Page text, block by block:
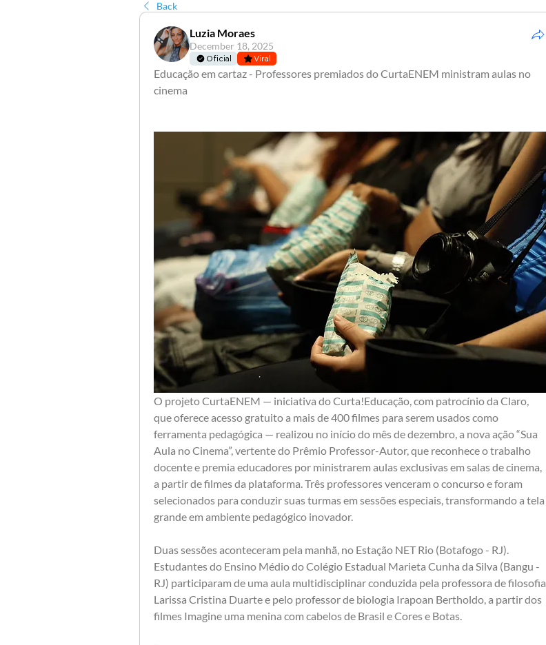
Back
Luzia Moraes
December 18, 2025
Oficial Viral
Educação em cartaz - Professores premiados do CurtaENEM ministram aulas no
cinema
O projeto CurtaENEM — iniciativa do Curta!Educação, com patrocínio da Claro,
que oferece acesso gratuito a mais de 400 filmes para serem usados como
ferramenta pedagógica — realizou no início do mês de dezembro, a nova ação “Sua
Aula no Cinema”, vertente do Prêmio Professor-Autor, que reconhece o trabalho
docente e premia educadores por ministrarem aulas exclusivas em salas de cinema,
a partir de filmes da plataforma. Três professores venceram o concurso e foram
selecionados para conduzir suas turmas em sessões especiais, transformando a tela
grande em ambiente pedagógico inovador.
Duas sessões aconteceram pela manhã, no Estação NET Rio (Botafogo - RJ).
Estudantes do Ensino Médio do Colégio Estadual Marieta Cunha da Silva (Bangu -
RJ) participaram de uma aula multidisciplinar conduzida pela professora de filosofia
Larissa Cristina Duarte e pelo professor de biologia Irapoan Bertholdo, a partir dos
filmes Imagine uma menina com cabelos de Brasil e Cores e Botas.